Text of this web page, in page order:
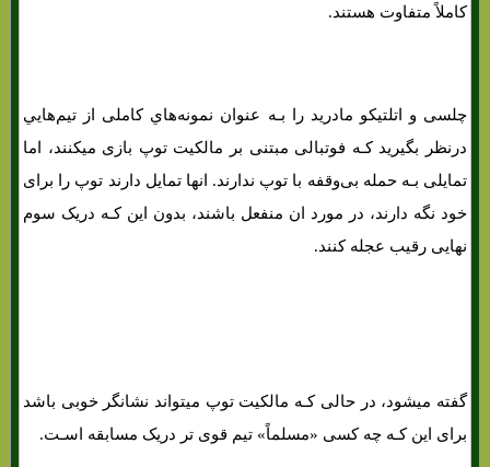
کاملاً متفاوت هستند.
چلسی و اتلتیکو مادرید را بـه عنوان نمونه‌هاي‌ کاملی از تیم‌هایي
درنظر بگیرید کـه فوتبالی مبتنی بر مالکیت توپ بازی میکنند، اما
تمایلی بـه حمله بی‌وقفه با توپ ندارند. انها تمایل دارند توپ را برای
خود نگه دارند، در مورد ان منفعل باشند، بدون این کـه دریک سوم
نهایی رقیب عجله کنند.
گفته میشود، در حالی کـه مالکیت توپ میتواند نشانگر خوبی باشد
برای این کـه چه کسی «مسلماً» تیم قوی تر دریک مسابقه اسـت.